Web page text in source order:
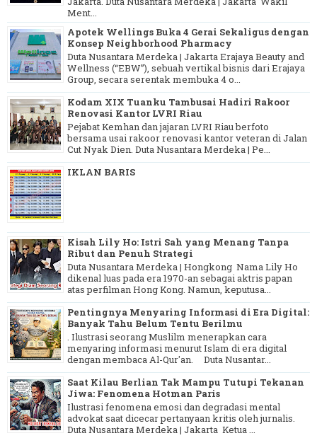
Ment...
Apotek Wellings Buka 4 Gerai Sekaligus dengan
Konsep Neighborhood Pharmacy
Duta Nusantara Merdeka | Jakarta Erajaya Beauty and
Wellness (“EBW”), sebuah vertikal bisnis dari Erajaya
Group, secara serentak membuka 4 o...
Kodam XIX Tuanku Tambusai Hadiri Rakoor
Renovasi Kantor LVRI Riau
Pejabat Kemhan dan jajaran LVRI Riau berfoto
bersama usai rakoor renovasi kantor veteran di Jalan
Cut Nyak Dien. Duta Nusantara Merdeka | Pe...
IKLAN BARIS
Kisah Lily Ho: Istri Sah yang Menang Tanpa
Ribut dan Penuh Strategi
Duta Nusantara Merdeka | Hongkong Nama Lily Ho
dikenal luas pada era 1970-an sebagai aktris papan
atas perfilman Hong Kong. Namun, keputusa...
Pentingnya Menyaring Informasi di Era Digital:
Banyak Tahu Belum Tentu Berilmu
. Ilustrasi seorang Muslilm menerapkan cara
menyaring informasi menurut Islam di era digital
dengan membaca Al-Qur'an. Duta Nusantar...
Saat Kilau Berlian Tak Mampu Tutupi Tekanan
Jiwa: Fenomena Hotman Paris
Ilustrasi fenomena emosi dan degradasi mental
advokat saat dicecar pertanyaan kritis oleh jurnalis.
Duta Nusantara Merdeka | Jakarta Ketua ...